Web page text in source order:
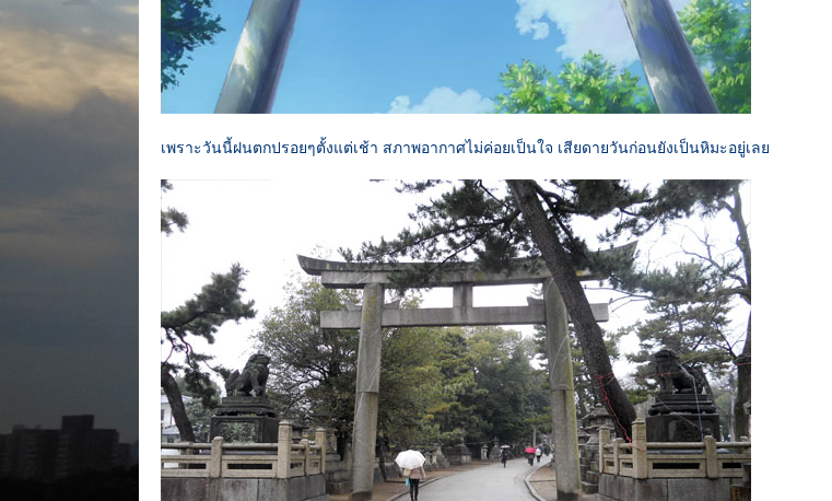
เพราะวันนี้ฝนตกปรอยๆตั้งแต่เช้า สภาพอากาศไม่ค่อยเป็นใจ เสียดายวันก่อนยังเป็นหิมะอยู่เลย